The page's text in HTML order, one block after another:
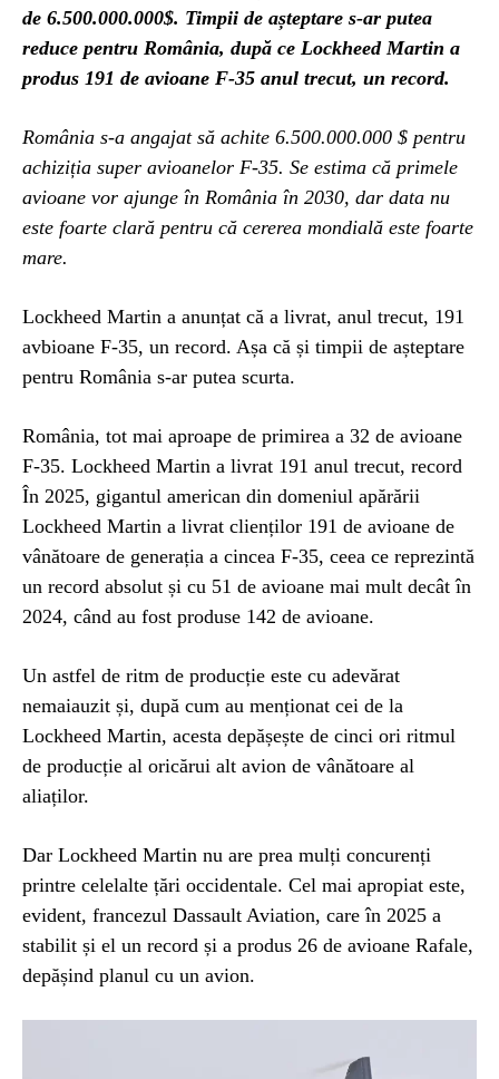
de 6.500.000.000$. Timpii de așteptare s-ar putea
reduce pentru România, după ce Lockheed Martin a
produs 191 de avioane F-35 anul trecut, un record.
România s-a angajat să achite 6.500.000.000 $ pentru
achiziția super avioanelor F-35. Se estima că primele
avioane vor ajunge în România în 2030, dar data nu
este foarte clară pentru că cererea mondială este foarte
mare.
Lockheed Martin a anunțat că a livrat, anul trecut, 191
avbioane F-35, un record. Așa că și timpii de așteptare
pentru România s-ar putea scurta.
România, tot mai aproape de primirea a 32 de avioane
F-35. Lockheed Martin a livrat 191 anul trecut, record
În 2025, gigantul american din domeniul apărării
Lockheed Martin a livrat clienților 191 de avioane de
vânătoare de generația a cincea F-35, ceea ce reprezintă
un record absolut și cu 51 de avioane mai mult decât în
2024, când au fost produse 142 de avioane.
Un astfel de ritm de producție este cu adevărat
nemaiauzit și, după cum au menționat cei de la
Lockheed Martin, acesta depășește de cinci ori ritmul
de producție al oricărui alt avion de vânătoare al
aliaților.
Dar Lockheed Martin nu are prea mulți concurenți
printre celelalte țări occidentale. Cel mai apropiat este,
evident, francezul Dassault Aviation, care în 2025 a
stabilit și el un record și a produs 26 de avioane Rafale,
depășind planul cu un avion.